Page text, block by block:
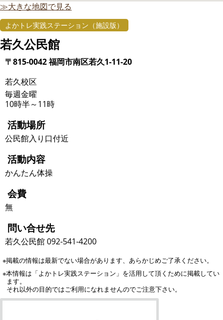
≫大きな地図で見る
よかトレ実践ステーション（施設版）
若久公民館
〒815-0042 福岡市南区若久1-11-20
若久校区
毎週金曜
10時半～11時
活動場所
公民館入り口付近
活動内容
かんたん体操
会費
無
問い合せ先
若久公民館 092-541-4200
※掲載の情報は最新でない場合があります、あらかじめご了承ください。
※本情報は「よかトレ実践ステーション」を活用して頂くために掲載してい
ます。
それ以外の目的ではご利用になれませんのでご注意下さい。